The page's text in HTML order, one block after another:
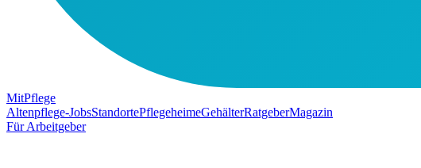
MitPflege
Altenpflege-JobsStandortePflegeheimeGehälterRatgeberMagazin
Für Arbeitgeber